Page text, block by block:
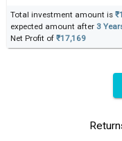
Total investment amount is
expected amount after 3
Net Profit of ₹17,169